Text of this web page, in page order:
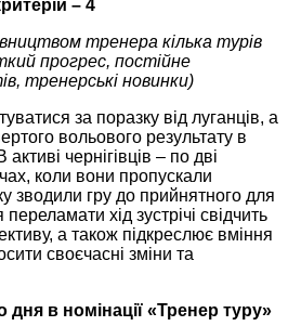
– 4
тренера кілька турів
прогрес, постійне
тренерські новинки)
за поразку від луганців, а
вольового результату в
чернігівців – по дві
коли вони пропускали
зводили гру до прийнятного для
хід зустрічі свідчить
а також підкреслює вміння
своєчасні зміни та
дня в номінації «Тренер туру»